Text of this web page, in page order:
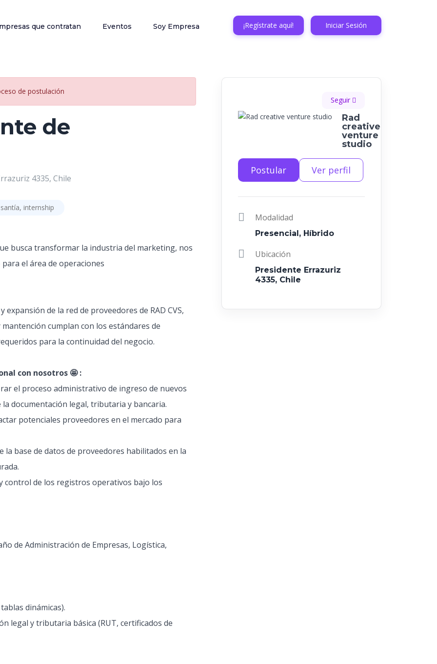
que contratan Eventos Soy Empresa ¡Regístrate aquí! Iniciar Sesión
de postulación
de
4335, Chile
internship
busca transformar la industria del marketing, nos
el área de operaciones
de la red de proveedores de RAD CVS,
cumplan con los estándares de
para la continuidad del negocio.
con nosotros 🤩 :
el proceso administrativo de ingreso de nuevos
documentación legal, tributaria y bancaria.
potenciales proveedores en el mercado para
la base de datos de proveedores habilitados en la
control de los registros operativos bajo los
de Administración de Empresas, Logística,
dinámicas).
legal y tributaria básica (RUT, certificados de
Seguir
Rad
creative
venture
studio
Postular Ver perfil
Modalidad
Presencial, Híbrido
Ubicación
Presidente Errazuriz
4335, Chile